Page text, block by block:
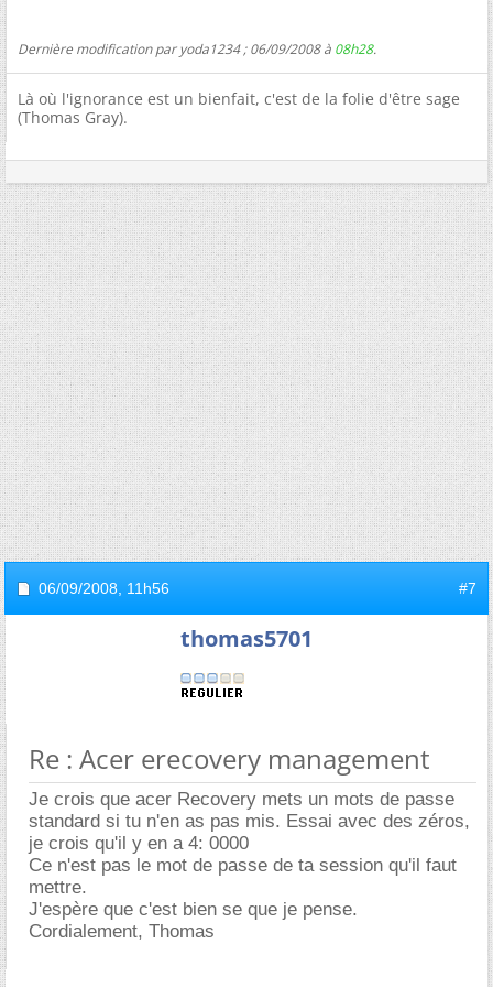
Dernière modification par yoda1234 ; 06/09/2008 à 08h28.
Là où l'ignorance est un bienfait, c'est de la folie d'être sage
(Thomas Gray).
06/09/2008, 11h56 #7
thomas5701
Re : Acer erecovery management
Je crois que acer Recovery mets un mots de passe
standard si tu n'en as pas mis. Essai avec des zéros,
je crois qu'il y en a 4: 0000
Ce n'est pas le mot de passe de ta session qu'il faut
mettre.
J'espère que c'est bien se que je pense.
Cordialement, Thomas